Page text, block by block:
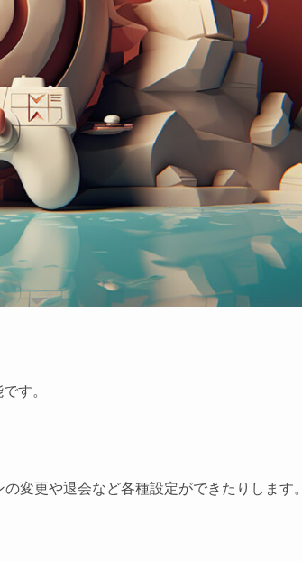
す。
変更や退会など各種設定ができたりします。